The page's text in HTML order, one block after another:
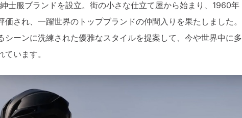
士服ブランドを設立。街の小さな仕立て屋から始まり、1960年
され、一躍世界のトップブランドの仲間入りを果たしました 。
シーンに洗練された優雅なスタイルを提案して、今や世界中に多
います。